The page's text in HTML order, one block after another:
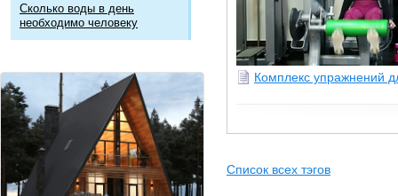
Комплекс упражнений
Список всех тэгов
Сколько воды в день
необходимо человеку